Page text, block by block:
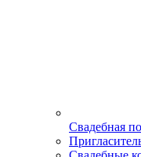
Свадебная